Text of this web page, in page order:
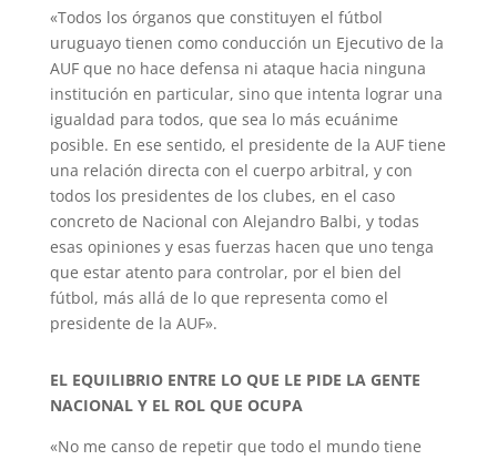
«Todos los órganos que constituyen el fútbol
uruguayo tienen como conducción un Ejecutivo de la
AUF que no hace defensa ni ataque hacia ninguna
institución en particular, sino que intenta lograr una
igualdad para todos, que sea lo más ecuánime
posible. En ese sentido, el presidente de la AUF tiene
una relación directa con el cuerpo arbitral, y con
todos los presidentes de los clubes, en el caso
concreto de Nacional con Alejandro Balbi, y todas
esas opiniones y esas fuerzas hacen que uno tenga
que estar atento para controlar, por el bien del
fútbol, más allá de lo que representa como el
presidente de la AUF».
EL EQUILIBRIO ENTRE LO QUE LE PIDE LA GENTE
NACIONAL Y EL ROL QUE OCUPA
«No me canso de repetir que todo el mundo tiene